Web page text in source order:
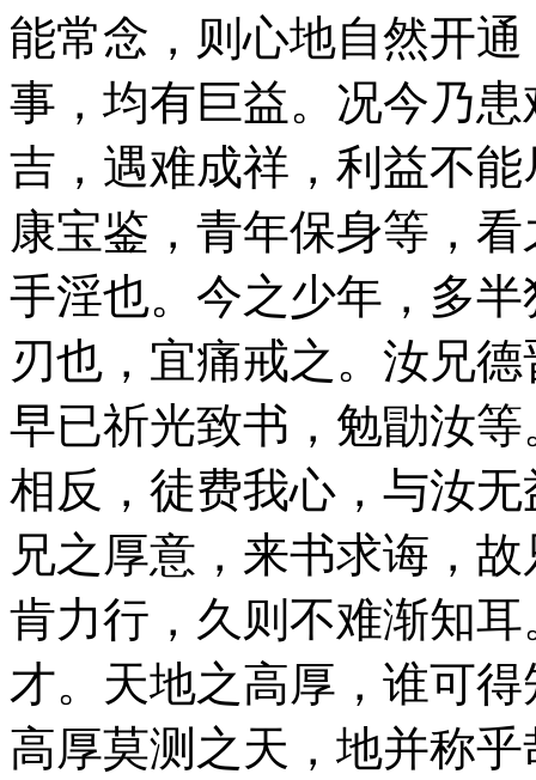
能常念，则心地自然开
事，均有巨益。况今乃
吉，遇难成祥，利益不
康宝鉴，青年保身等，
手淫也。今之少年，多
刃也，宜痛戒之。汝兄
早已祈光致书，勉勖汝
相反，徒费我心，与汝
兄之厚意，来书求诲，
肯力行，久则不难渐知
才。天地之高厚，谁可
高厚莫测之天，地并称